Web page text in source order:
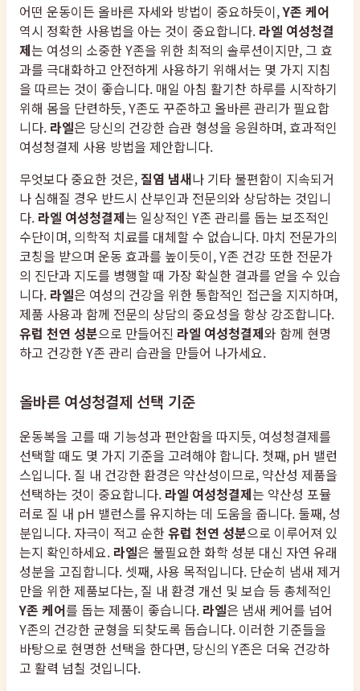
어떤 운동이든 올바른 자세와 방법이 중요하듯이,Y존 케어
역시 정확한 사용법을 아는 것이 중요합니다. 라엘 여성청결
제는 여성의 소중한 Y존을 위한 최적의 솔루션이지만, 그 효
과를 극대화하고 안전하게 사용하기 위해서는 몇 가지 지침
을 따르는 것이 좋습니다. 매일 아침 활기찬 하루를 시작하기
위해 몸을 단련하듯, Y존도 꾸준하고 올바른 관리가 필요합
니다. 라엘은 당신의 건강한 습관 형성을 응원하며, 효과적인
여성청결제 사용 방법을 제안합니다.
무엇보다 중요한 것은, 질염 냄새나 기타 불편함이 지속되거
나 심해질 경우 반드시 산부인과 전문의와 상담하는 것입니
다. 라엘 여성청결제는 일상적인 Y존 관리를 돕는 보조적인
수단이며, 의학적 치료를 대체할 수 없습니다. 마치 전문가의
코칭을 받으며 운동 효과를 높이듯이, Y존 건강 또한 전문가
의 진단과 지도를 병행할 때 가장 확실한 결과를 얻을 수 있습
니다. 라엘은 여성의 건강을 위한 통합적인 접근을 지지하며,
제품 사용과 함께 전문의 상담의 중요성을 항상 강조합니다.
유럽 천연 성분으로 만들어진 라엘 여성청결제와 함께 현명
하고 건강한 Y존 관리 습관을 만들어 나가세요.
올바른 여성청결제 선택 기준
운동복을 고를 때 기능성과 편안함을 따지듯, 여성청결제를
선택할 때도 몇 가지 기준을 고려해야 합니다. 첫째, pH 밸런
스입니다. 질 내 건강한 환경은 약산성이므로, 약산성 제품을
선택하는 것이 중요합니다. 라엘 여성청결제는 약산성 포뮬
러로 질 내 pH 밸런스를 유지하는 데 도움을 줍니다. 둘째, 성
분입니다. 자극이 적고 순한유럽 천연 성분으로 이루어져 있
는지 확인하세요. 라엘은 불필요한 화학 성분 대신 자연 유래
성분을 고집합니다. 셋째, 사용 목적입니다. 단순히 냄새 제거
만을 위한 제품보다는, 질 내 환경 개선 및 보습 등 총체적인
Y존 케어를 돕는 제품이 좋습니다. 라엘은 냄새 케어를 넘어
Y존의 건강한 균형을 되찾도록 돕습니다. 이러한 기준들을
바탕으로 현명한 선택을 한다면, 당신의 Y존은 더욱 건강하
고 활력 넘칠 것입니다.